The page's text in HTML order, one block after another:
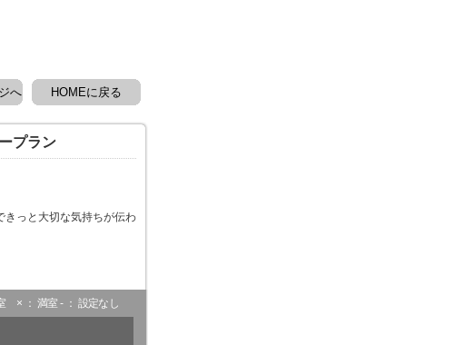
HOMEに戻る
へ
プラン
っと大切な気持ちが伝わ
× ： 満室 - ： 設定なし